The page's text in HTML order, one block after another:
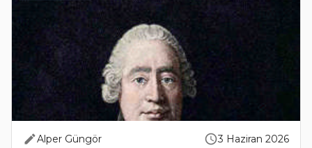
Alper Güngör 3 Haziran 2026